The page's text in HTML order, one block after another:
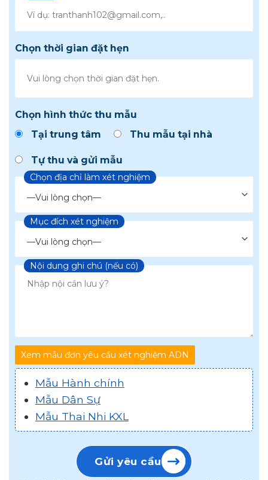
Chọn thời gian đặt hẹn
Chọn hình thức thu mẫu
Tại trung tâm
Thu mẫu tại nhà
Tự thu và gửi mẫu
Chọn địa chỉ làm xét nghiệm
Mục đích xét nghiệm
Chọn loại xét nghiệm
Nội dung ghi chú (nếu có)
Xem mẫu đơn yêu cầu xét nghiệm ADN
Mẫu Hành chính
Mẫu Dân Sự
Mẫu Thai Nhi KXL
Gửi yêu cầu